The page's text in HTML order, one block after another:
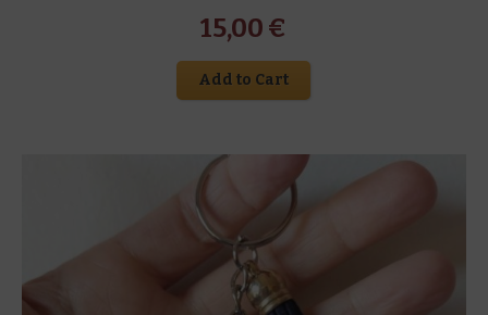
15,00 €
Add to Cart